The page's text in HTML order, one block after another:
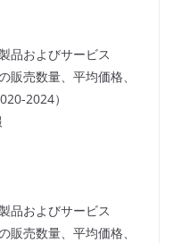
品およびサービス
売数量、平均価格、
2024）
品およびサービス
売数量、平均価格、